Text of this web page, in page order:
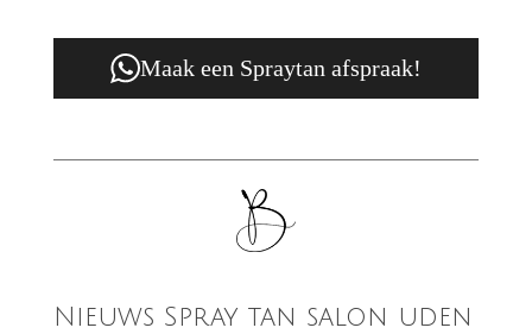
Maak een Spraytan afspraak!
Nieuws Spray tan salon uden